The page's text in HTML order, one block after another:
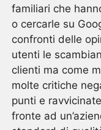
familiari che
o cercarle su
confronti delle
utenti le
clienti ma come
molte critiche
punti e
fronte ad